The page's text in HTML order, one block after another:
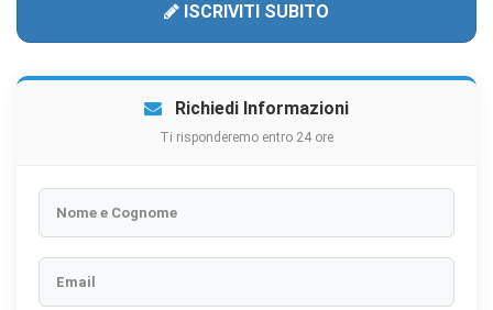
ISCRIVITI SUBITO
Richiedi Informazioni
Ti risponderemo entro 24 ore
Nome e Cognome
Email